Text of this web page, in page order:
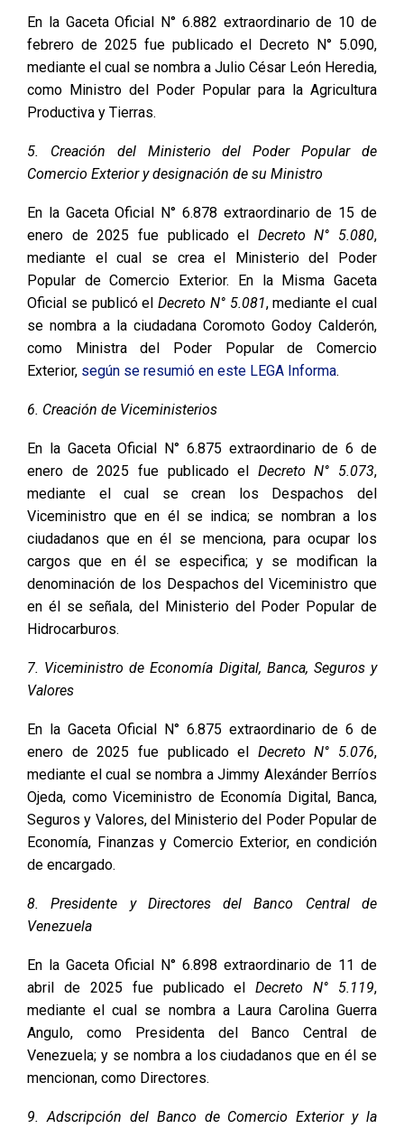
En la Gaceta Oficial N° 6.882 extraordinario de 10 de
febrero de 2025 fue publicado el Decreto N° 5.090,
mediante el cual se nombra a Julio César León Heredia,
como Ministro del Poder Popular para la Agricultura
Productiva y Tierras.
5. Creación del Ministerio del Poder Popular de
Comercio Exterior y designación de su Ministro
En la Gaceta Oficial N° 6.878 extraordinario de 15 de
enero de 2025 fue publicado el Decreto N° 5.080,
mediante el cual se crea el Ministerio del Poder
Popular de Comercio Exterior. En la Misma Gaceta
Oficial se publicó elDecreto N° 5.081, mediante el cual
se nombra a la ciudadana Coromoto Godoy Calderón,
como Ministra del Poder Popular de Comercio
Exterior, según se resumió en este LEGA Informa.
6. Creación de Viceministerios
En la Gaceta Oficial N° 6.875 extraordinario de 6 de
enero de 2025 fue publicado el Decreto N° 5.073,
mediante el cual se crean los Despachos del
Viceministro que en él se indica; se nombran a los
ciudadanos que en él se menciona, para ocupar los
cargos que en él se especifica; y se modifican la
denominación de los Despachos del Viceministro que
en él se señala, del Ministerio del Poder Popular de
Hidrocarburos.
7. Viceministro de Economía Digital, Banca, Seguros y
Valores
En la Gaceta Oficial N° 6.875 extraordinario de 6 de
enero de 2025 fue publicado el Decreto N° 5.076,
mediante el cual se nombra a Jimmy Alexánder Berríos
Ojeda, como Viceministro de Economía Digital, Banca,
Seguros y Valores, del Ministerio del Poder Popular de
Economía, Finanzas y Comercio Exterior, en condición
de encargado.
8. Presidente y Directores del Banco Central de
Venezuela
En la Gaceta Oficial N° 6.898 extraordinario de 11 de
abril de 2025 fue publicado elDecreto N° 5.119,
mediante el cual se nombra a Laura Carolina Guerra
Angulo, como Presidenta del Banco Central de
Venezuela; y se nombra a los ciudadanos que en él se
mencionan, como Directores.
9. Adscripción del Banco de Comercio Exterior y la